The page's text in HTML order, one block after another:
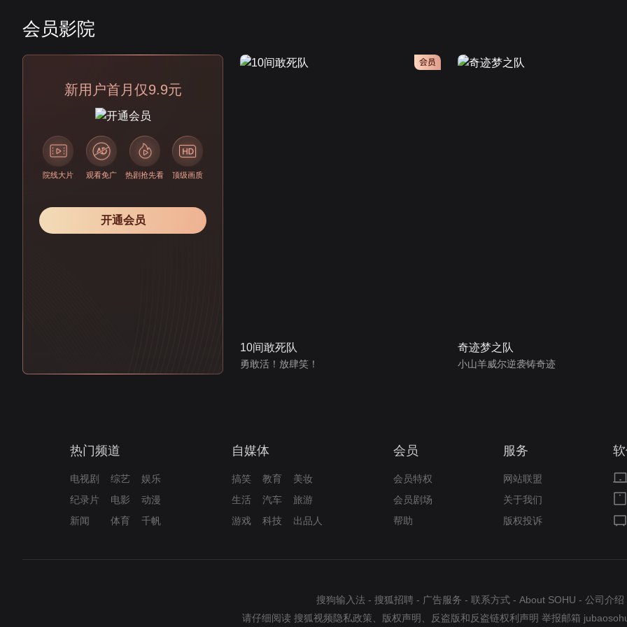
会员影院
新用户首月仅9.9元
院线大片 观看免广 热剧抢先看 顶级画质
开通会员
会员
10间敢死队
勇敢活！放肆笑！
奇迹梦之队
小山羊威尔逆袭铸奇迹
热门频道
电视剧 综艺
娱乐
纪录片
电影
动漫
新闻
体育 千帆
自媒体
搞笑 教育
美妆
生活
汽车
旅游
游戏
科技 出品人
会员
会员特权
会员剧场
帮助
服务
网站联盟
关于我们
版权投诉
搜狗输入法 - 搜狐招聘 - 广告服务 - 联系方式 - About SOHU - 公司介绍
请仔细阅读 搜狐视频隐私政策 版权声明 反盗版和反盗链权利声明 举报邮箱